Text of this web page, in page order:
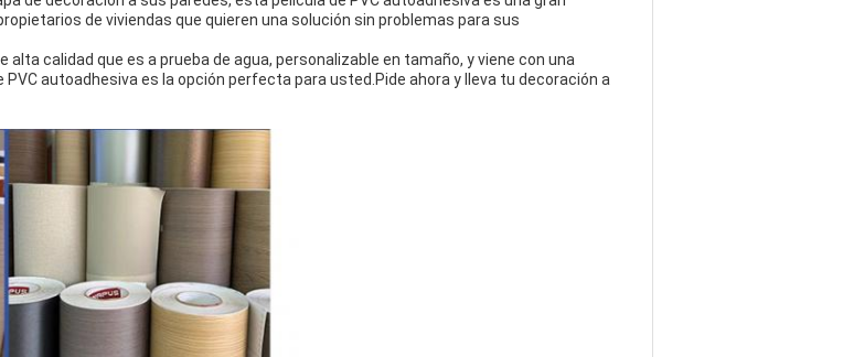
de viviendas que quieren una solución sin problemas para sus
calidad que es a prueba de agua, personalizable en tamaño, y viene con una
autoadhesiva es la opción perfecta para usted.Pide ahora y lleva tu decoración a